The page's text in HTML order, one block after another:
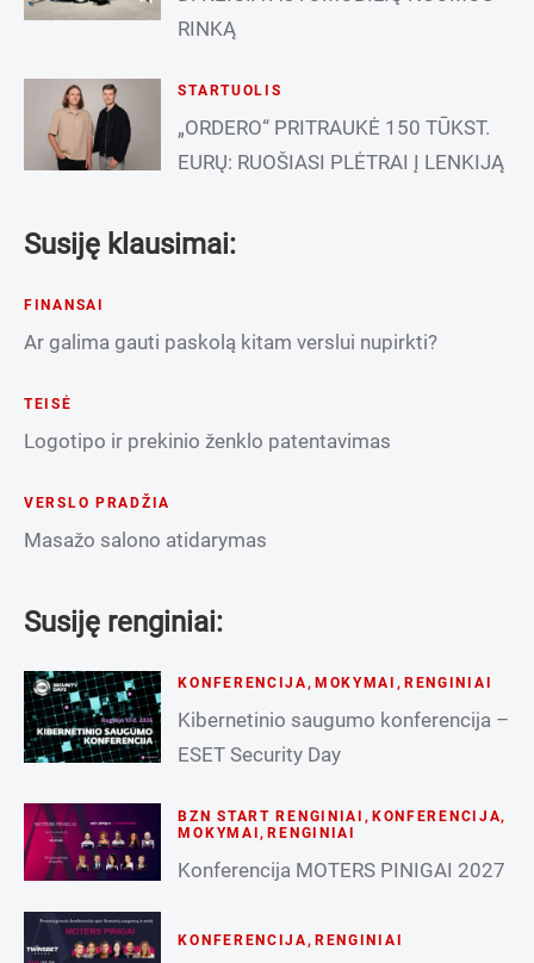
RINKĄ
STARTUOLIS
„ORDERO“ PRITRAUKĖ 150 TŪKST.
EURŲ: RUOŠIASI PLĖTRAI Į LENKIJĄ
Susiję klausimai:
FINANSAI
Ar galima gauti paskolą kitam verslui nupirkti?
TEISĖ
Logotipo ir prekinio ženklo patentavimas
VERSLO PRADŽIA
Masažo salono atidarymas
Susiję renginiai:
KONFERENCIJA , MOKYMAI , RENGINIAI
Kibernetinio saugumo konferencija –
ESET Security Day
BZN START RENGINIAI , KONFERENCIJA,
MOKYMAI ,RENGINIAI
Konferencija MOTERS PINIGAI 2027
KONFERENCIJA , RENGINIAI